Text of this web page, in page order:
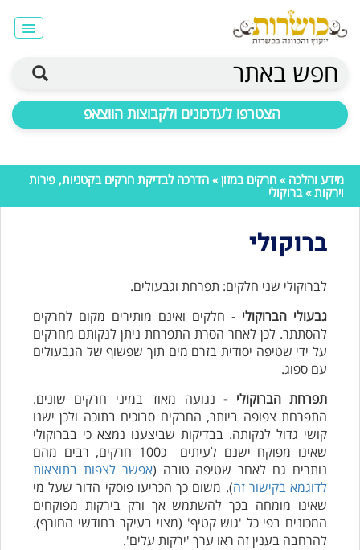
חפש באתר
הצטרפו לעדכונים ולקבוצות הווצאפ
מידע והלכה » חרקים במזון» הדרכה לבדיקת חרקים בקטניות, פירות
וירקות» ברוקולי
ברוקולי
לברוקולי שני חלקים: תפרחת וגבעולים.
גבעולי הברוקולי - חלקים ואינם מותירים מקום לחרקים
להסתתר. לכן לאחר הסרת התפרחת ניתן לנקותם מחרקים
על ידי שטיפה יסודית בזרם מים תוך שפשוף של הגבעולים
עם ספוג.
תפרחת הברוקולי -נגועה מאוד במיני חרקים שונים.
התפרחת צפופה ביותר, החרקים סבוכים בתוכה ולכן ישנו
קושי גדול לנקותה. בבדיקות שביצענו נמצא כי בברוקולי
שאינו מפוקח ישנם לעיתים כ100 חרקים, רבים מהם
נותרים גם לאחר שטיפה טובה (אפשר לצפות בתוצאות
לדוגמא בקישור זה). משום כך הכריעו פוסקי הדור שעל מי
שאינו מומחה בכך להשתמש אך ורק בירקות מפוקחים
המכונים בפי כל 'גוש קטיף' (מצוי בעיקר בחודשי החורף).
להרחבה בענין זה ראו ערך 'ירקות עלים'.